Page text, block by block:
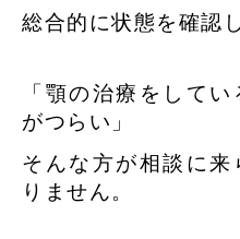
総合的に状態を確認
「顎の治療をして
がつらい」
そんな方が相談に
りません。